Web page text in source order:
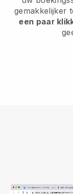
gemakkelijker
een paar